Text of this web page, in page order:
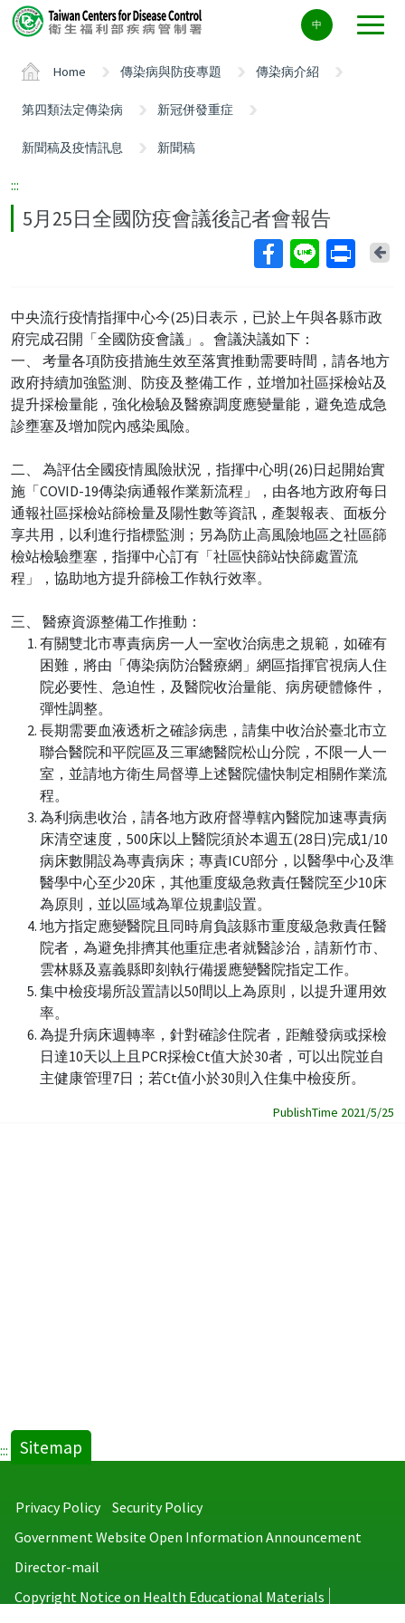
Center
block
中
Home 傳染病與防疫專題 傳染病介紹
第四類法定傳染病 新冠併發重症
新聞稿及疫情訊息 新聞稿
:::
5月25日全國防疫會議後記者會報告
中央流行疫情指揮中心今(25)日表示，已於上午與各縣市政
府完成召開「全國防疫會議」。會議決議如下：
一、 考量各項防疫措施生效至落實推動需要時間，請各地方
政府持續加強監測、防疫及整備工作，並增加社區採檢站及
提升採檢量能，強化檢驗及醫療調度應變量能，避免造成急
診壅塞及增加院內感染風險。
二、 為評估全國疫情風險狀況，指揮中心明(26)日起開始實
施「COVID-19傳染病通報作業新流程」，由各地方政府每日
通報社區採檢站篩檢量及陽性數等資訊，產製報表、面板分
享共用，以利進行指標監測；另為防止高風險地區之社區篩
檢站檢驗壅塞，指揮中心訂有「社區快篩站快篩處置流
程」，協助地方提升篩檢工作執行效率。
三、 醫療資源整備工作推動：
有關雙北市專責病房一人一室收治病患之規範，如確有
困難，將由「傳染病防治醫療網」網區指揮官視病人住
院必要性、急迫性，及醫院收治量能、病房硬體條件，
彈性調整。
長期需要血液透析之確診病患，請集中收治於臺北市立
聯合醫院和平院區及三軍總醫院松山分院，不限一人一
室，並請地方衛生局督導上述醫院儘快制定相關作業流
程。
為利病患收治，請各地方政府督導轄內醫院加速專責病
床清空速度，500床以上醫院須於本週五(28日)完成1/10
病床數開設為專責病床；專責ICU部分，以醫學中心及準
醫學中心至少20床，其他重度級急救責任醫院至少10床
為原則，並以區域為單位規劃設置。
地方指定應變醫院且同時肩負該縣市重度級急救責任醫
院者，為避免排擠其他重症患者就醫診治，請新竹市、
雲林縣及嘉義縣即刻執行備援應變醫院指定工作。
集中檢疫場所設置請以50間以上為原則，以提升運用效
率。
為提升病床週轉率，針對確診住院者，距離發病或採檢
日達10天以上且PCR採檢Ct值大於30者，可以出院並自
主健康管理7日；若Ct值小於30則入住集中檢疫所。
PublishTime 2021/5/25
::: Sitemap
Privacy Policy
Security Policy
Government Website Open Information Announcement
Director-mail
Copyright Notice on Health Educational Materials